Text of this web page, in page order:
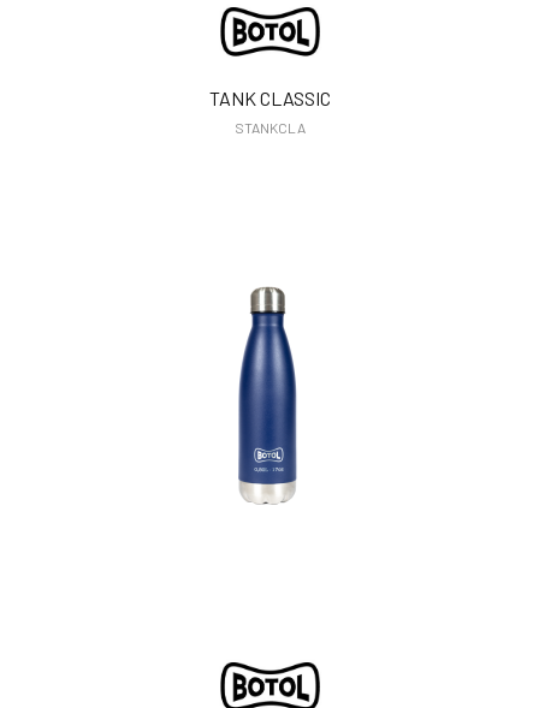
TANK CLASSIC
STANKCLA